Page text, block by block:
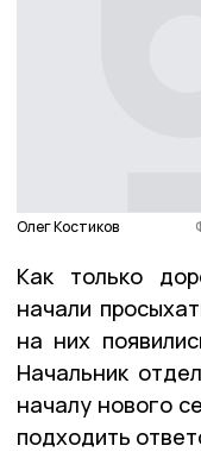
Олег Костиков
Как только
начали
на них
Начальник
началу нового
подходить